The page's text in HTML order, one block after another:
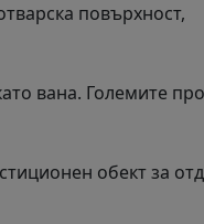
повърхност,
вана. Големите
обект за